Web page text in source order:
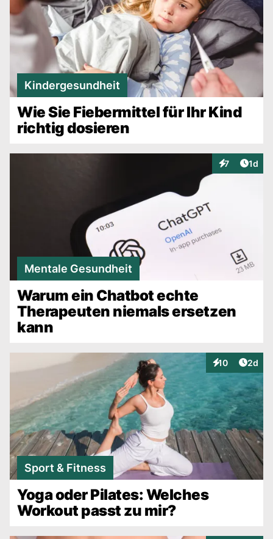
Kindergesundheit
Wie Sie Fiebermittel für Ihr Kind
richtig dosieren
7
Interaktionen
1d
Mentale Gesundheit
Warum ein Chatbot echte
Therapeuten niemals ersetzen
kann
10
Interaktionen
2d
Sport & Fitness
Yoga oder Pilates: Welches
Workout passt zu mir?